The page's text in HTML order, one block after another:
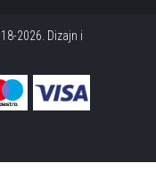
2026. Dizajn i